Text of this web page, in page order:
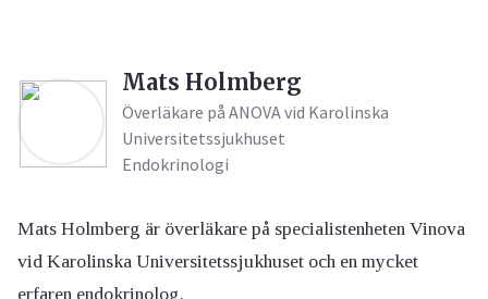
Mats Holmberg
Överläkare på ANOVA vid Karolinska
Universitetssjukhuset
Endokrinologi
Mats Holmberg är överläkare på specialistenheten Vinova
vid Karolinska Universitetssjukhuset och en mycket
erfaren endokrinolog.